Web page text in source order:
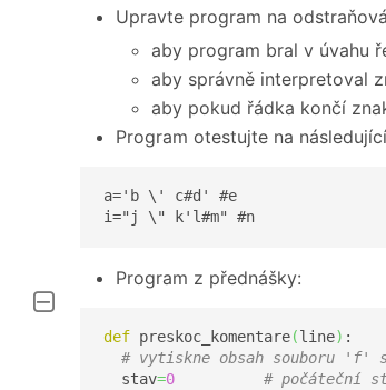
Upravte program na
aby program bral v úvahu
aby správně interpretoval
aby pokud řádka končí
Program otestujte na
a='b \' c#d' #e
i="j \" k'l#m" #n
Program z přednášky:
def preskoc_komentare(line) :
# vytiskne obsah souboru 'f' s
  stav
=0
# počáteční